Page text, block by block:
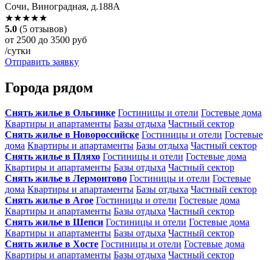
Сочи, Виноградная, д.188А
★★★★★
5.0 (5 отзывов)
от 2500 до 3500 руб
/сутки
Отправить заявку
Города рядом
Снять жилье в Ольгинке Гостиницы и отели Гостевые дома
Квартиры и апартаменты Базы отдыха Частный сектор
Снять жилье в Новороссийске Гостиницы и отели Гостевые
дома Квартиры и апартаменты Базы отдыха Частный сектор
Снять жилье в Пляхо Гостиницы и отели Гостевые дома
Квартиры и апартаменты Базы отдыха Частный сектор
Снять жилье в Лермонтово Гостиницы и отели Гостевые
дома Квартиры и апартаменты Базы отдыха Частный сектор
Снять жилье в Агое Гостиницы и отели Гостевые дома
Квартиры и апартаменты Базы отдыха Частный сектор
Снять жилье в Шепси Гостиницы и отели Гостевые дома
Квартиры и апартаменты Базы отдыха Частный сектор
Снять жилье в Хосте Гостиницы и отели Гостевые дома
Квартиры и апартаменты Базы отдыха Частный сектор